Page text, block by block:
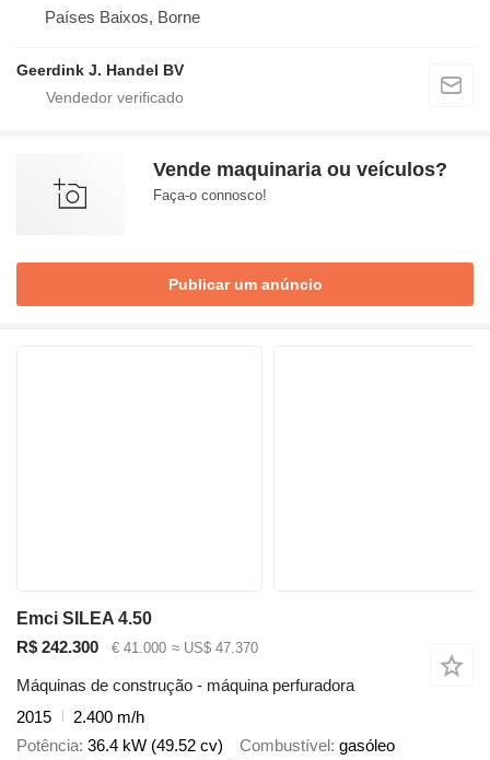
Países Baixos, Borne
Geerdink J. Handel BV
Vende maquinaria ou veículos?
Faça-o connosco!
Publicar um anúncio
Emci SILEA 4.50
R$ 242.300
€ 41.000 ≈ US$ 47.370
Máquinas de construção - máquina perfuradora
2015
2.400 m/h
Potência 36.4 kW (49.52 cv) Combustível gasóleo